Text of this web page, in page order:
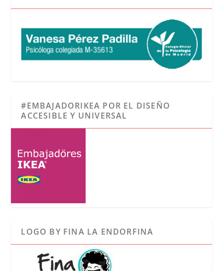
#EMBAJADORIKEA POR EL DISEÑO
ACCESIBLE Y UNIVERSAL
LOGO BY FINA LA ENDORFINA